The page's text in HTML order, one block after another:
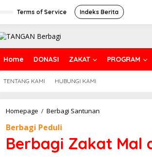
Terms of Service Indeks Berita
Home DONASI ZAKAT PROGRAM
TENTANG KAMI HUBUNGI KAMI
Homepage / Berbagi Santunan
Ampenan
Berbagi Peduli
Berbagi Zakat Mal